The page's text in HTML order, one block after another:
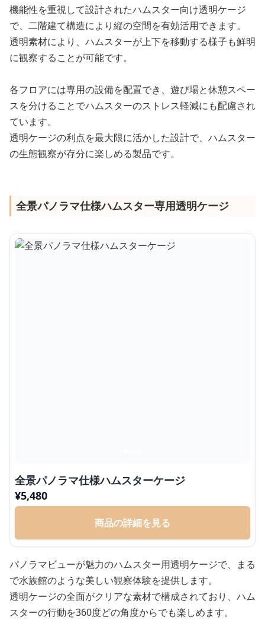
機能性を重視して設計されたハムスター向け透明ケージ
で、二階建て構造により縦の空間を有効活用できます。
透明素材により、ハムスターが上下を移動する様子も鮮明
に観察することが可能です。
各フロアには専用の設備を配置でき、遊び場と休憩スペー
スを分けることでハムスターのストレス軽減にも配慮され
ています。
透明ケージの利点を最大限に活かした設計で、ハムスター
の生態観察が存分に楽しめる製品です。
全景パノラマ仕様ハムスター専用透明ケージ
全景パノラマ仕様ハムスターケージ
¥5,480
商品の詳細を見る
パノラマビューが魅力のハムスター用透明ケージで、まる
で水族館のような美しい観察体験を提供します。
透明ケージの全面がクリアな素材で構成されており、ハム
スターの行動を360度どの角度からでも楽しめます。